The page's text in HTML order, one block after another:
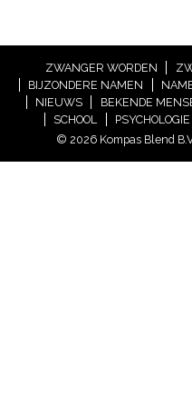
ZWANGER WORDEN
BIJZONDERE NAMEN
NIEUWS
BEKENDE
SCHOOL
PSYCHOLOGIE
© 2026 Kompas Blend